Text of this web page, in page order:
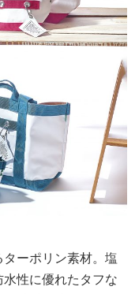
ーポリン素材。塩
性に優れたタフな